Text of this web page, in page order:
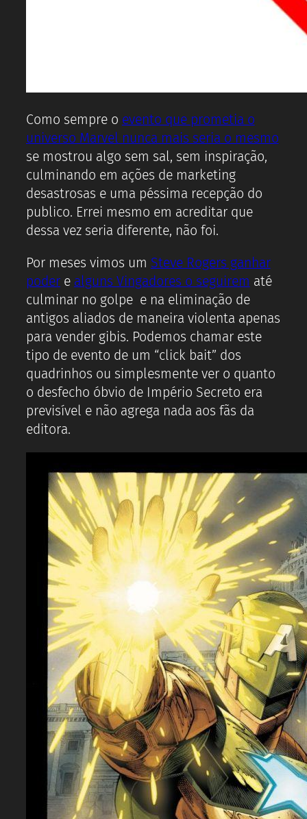
Como sempre o evento que prometia o
universo Marvel nunca mais seria o mesmo
se mostrou algo sem sal, sem inspiração,
culminando em ações de marketing
desastrosas e uma péssima recepção do
publico. Errei mesmo em acreditar que
dessa vez seria diferente, não foi.
Por meses vimos um Steve Rogers ganhar
podere alguns Vingadores o seguirem até
culminar no golpe e na eliminação de
antigos aliados de maneira violenta apenas
para vender gibis. Podemos chamar este
tipo de evento de um “click bait” dos
quadrinhos ou simplesmente ver o quanto
o desfecho óbvio de Império Secreto era
previsível e não agrega nada aos fãs da
editora.